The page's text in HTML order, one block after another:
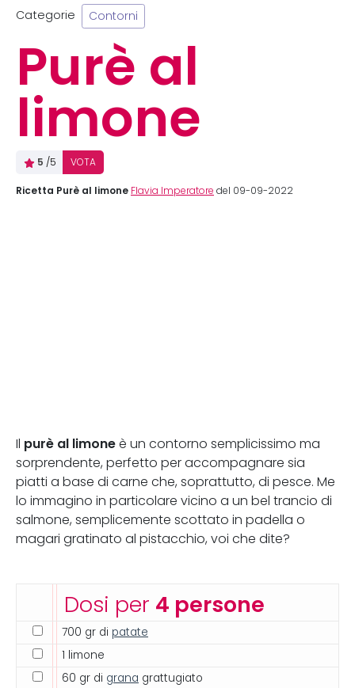
Categorie Contorni
Purè al
limone
5 /5 VOTA
Ricetta Purè al limone Flavia Imperatore del 09-09-2022
Il purè al limone è un contorno semplicissimo ma
sorprendente, perfetto per accompagnare sia
piatti a base di carne che, soprattutto, di pesce. Me
lo immagino in particolare vicino a un bel trancio di
salmone, semplicemente scottato in padella o
magari gratinato al pistacchio, voi che dite?
Dosi per 4 persone
700 gr di patate
1 limone
60 gr di grana grattugiato